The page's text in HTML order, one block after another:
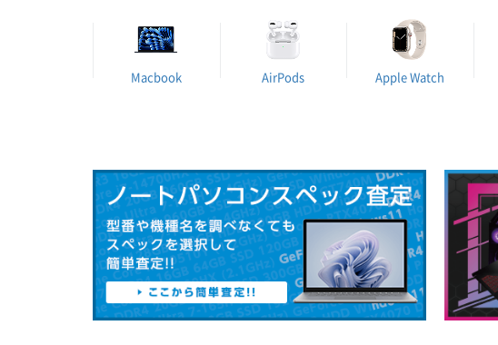
Macbook AirPods Apple Watch